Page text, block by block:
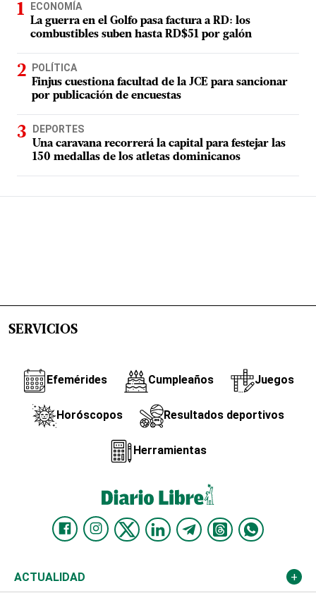
ECONOMÍA
La guerra en el Golfo pasa factura a RD: los
combustibles suben hasta RD$51 por galón
POLÍTICA
Finjus cuestiona facultad de la JCE para sancionar
por publicación de encuestas
DEPORTES
Una caravana recorrerá la capital para festejar las
150 medallas de los atletas dominicanos
SERVICIOS
Efemérides Cumpleaños Juegos
Horóscopos Resultados deportivos
Herramientas
ACTUALIDAD